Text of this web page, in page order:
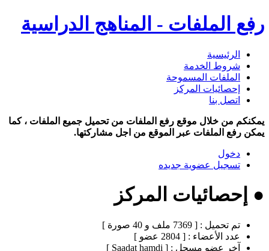
رفع الملفات - المناهج الدراسية
الرئيسية
شروط الخدمة
الملفات المسموحة
إحصائيات المركز
اتصل بنا
يمكنكم من خلال موقع رفع الملفات من تحميل جميع الملفات ، كما
يمكن رفع الملفات عبر الموقع من اجل مشاركتها.
دخول
تسجيل عضوية جديده
● إحصائيات المركز
تم تحميل : [ 7369 ملف و 40 صورة ]
عدد الأعضاء : [ 2804 عضو ]
آخر عضو مسجل : [ Saadat hamdi ]